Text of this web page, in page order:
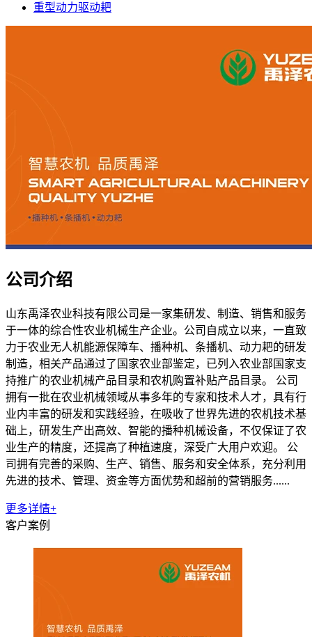
重型动力驱动耙
公司介绍
山东禹泽农业科技有限公司是一家集研发、制造、销售和服务
于一体的综合性农业机械生产企业。公司自成立以来，一直致
力于农业无人机能源保障车、播种机、条播机、动力耙的研发
制造，相关产品通过了国家农业部鉴定，已列入农业部国家支
持推广的农业机械产品目录和农机购置补贴产品目录。 公司
拥有一批在农业机械领域从事多年的专家和技术人才，具有行
业内丰富的研发和实践经验，在吸收了世界先进的农机技术基
础上，研发生产出高效、智能的播种机械设备，不仅保证了农
业生产的精度，还提高了种植速度，深受广大用户欢迎。 公
司拥有完善的采购、生产、销售、服务和安全体系，充分利用
先进的技术、管理、资金等方面优势和超前的营销服务......
更多详情+
客户案例